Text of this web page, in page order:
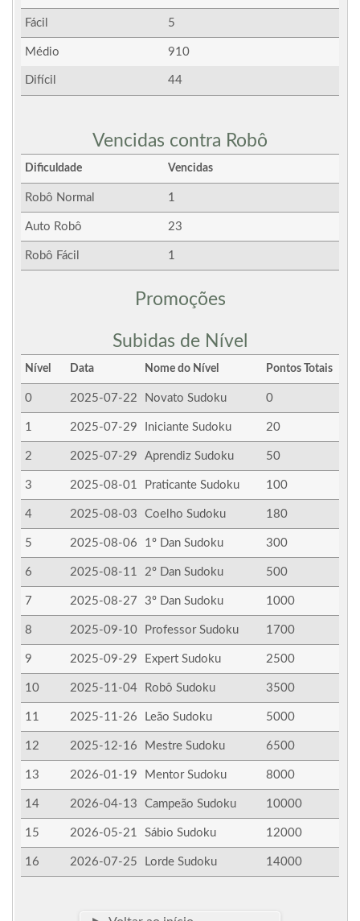
Fácil 5
Médio 910
Difícil 44
Vencidas contra Robô
Dificuldade Vencidas
Robô Normal 1
Auto Robô 23
Robô Fácil 1
Promoções
Subidas de Nível
Nível Data Nome do Nível Pontos Totais
0 2025-07-22 Novato Sudoku 0
1 2025-07-29 Iniciante Sudoku 20
2 2025-07-29 Aprendiz Sudoku 50
3 2025-08-01 Praticante Sudoku 100
4 2025-08-03 Coelho Sudoku 180
5 2025-08-06 1º Dan Sudoku 300
6 2025-08-11 2º Dan Sudoku 500
7 2025-08-27 3º Dan Sudoku 1000
8 2025-09-10 Professor Sudoku 1700
9 2025-09-29 Expert Sudoku 2500
10 2025-11-04 Robô Sudoku 3500
11 2025-11-26 Leão Sudoku 5000
12 2025-12-16 Mestre Sudoku 6500
13 2026-01-19 Mentor Sudoku 8000
14 2026-04-13 Campeão Sudoku 10000
15 2026-05-21 Sábio Sudoku 12000
16 2026-07-25 Lorde Sudoku 14000